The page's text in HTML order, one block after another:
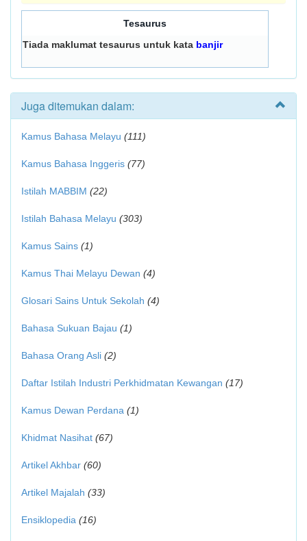
Tesaurus
Tiada maklumat tesaurus untuk kata banjir
Juga ditemukan dalam:
Kamus Bahasa Melayu (111)
Kamus Bahasa Inggeris (77)
Istilah MABBIM (22)
Istilah Bahasa Melayu (303)
Kamus Sains (1)
Kamus Thai Melayu Dewan (4)
Glosari Sains Untuk Sekolah (4)
Bahasa Sukuan Bajau (1)
Bahasa Orang Asli (2)
Daftar Istilah Industri Perkhidmatan Kewangan (17)
Kamus Dewan Perdana (1)
Khidmat Nasihat (67)
Artikel Akhbar (60)
Artikel Majalah (33)
Ensiklopedia (16)